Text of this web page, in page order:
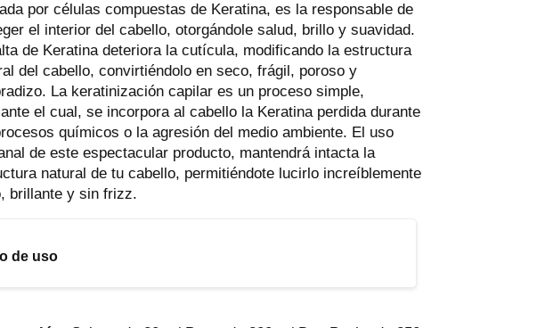
por células compuestas de Keratina, es la responsable de
el interior del cabello, otorgándole salud, brillo y suavidad.
de Keratina deteriora la cutícula, modificando la estructura
del cabello, convirtiéndolo en seco, frágil, poroso y
La keratinización capilar es un proceso simple,
el cual, se incorpora al cabello la Keratina perdida durante
químicos o la agresión del medio ambiente. El uso
de este espectacular producto, mantendrá intacta la
natural de tu cabello, permitiéndote lucirlo increíblemente
brillante y sin frizz.
de uso